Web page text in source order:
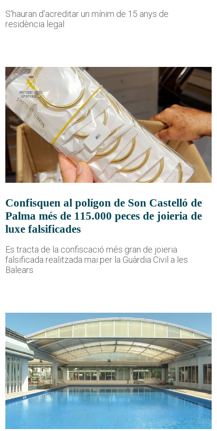
S'hauran d'acreditar un mínim de 15 anys de
residència legal
Confisquen al polígon de Son Castelló de
Palma més de 115.000 peces de joieria de
luxe falsificades
Es tracta de la confiscació més gran de joieria
falsificada realitzada mai per la Guàrdia Civil a les
Balears